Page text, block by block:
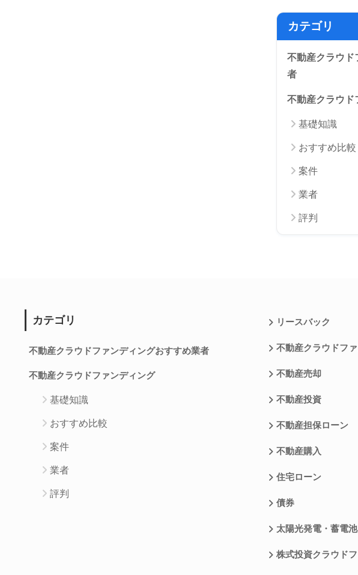
カテゴリ
不動産クラウド
者
不動産クラウド
基礎知識
おすすめ比較
案件
業者
評判
カテゴリ
不動産クラウドファンディングおすすめ業者
不動産クラウドファンディング
基礎知識
おすすめ比較
案件
業者
評判
リースバック
不動産クラウドフ
不動産売却
不動産投資
不動産担保ローン
不動産購入
住宅ローン
債券
太陽光発電・蓄電
株式投資クラウド